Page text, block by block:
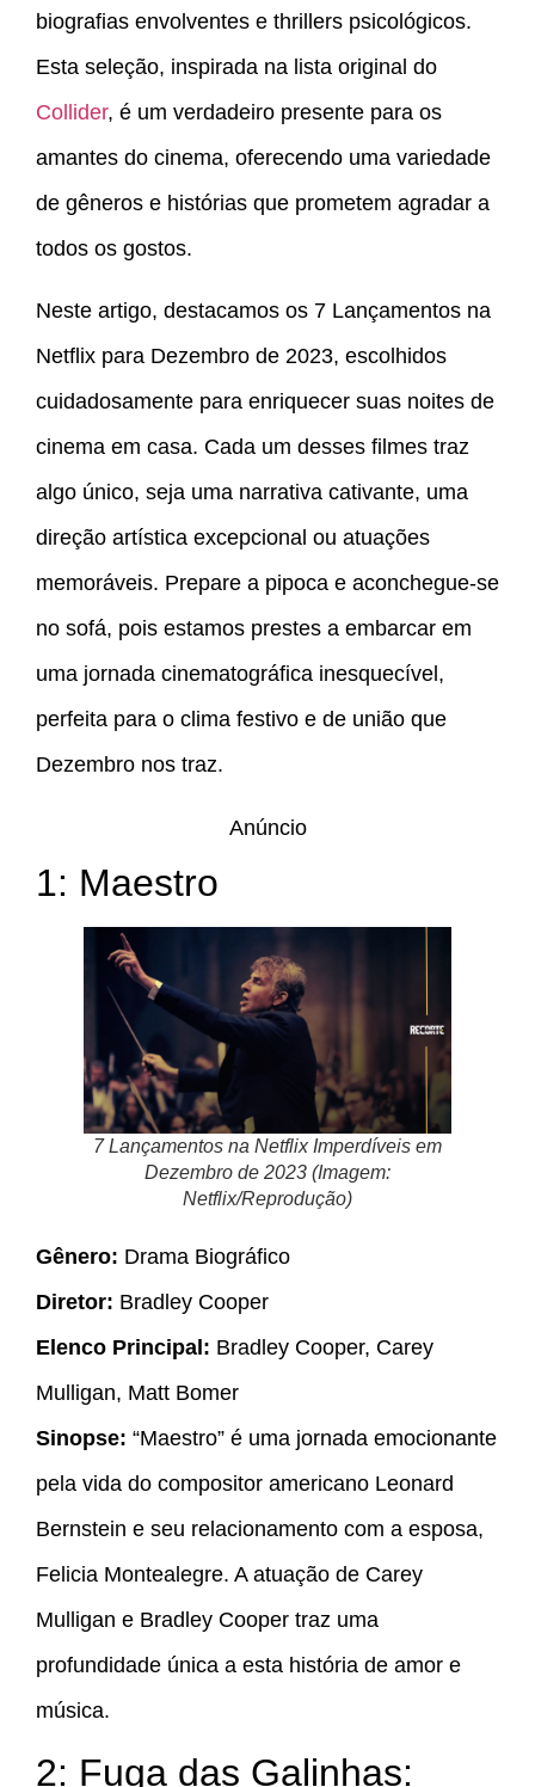
biografias envolventes e thrillers psicológicos.
Esta seleção, inspirada na lista original do
Collider, é um verdadeiro presente para os
amantes do cinema, oferecendo uma variedade
de gêneros e histórias que prometem agradar a
todos os gostos.
Neste artigo, destacamos os 7 Lançamentos na
Netflix para Dezembro de 2023, escolhidos
cuidadosamente para enriquecer suas noites de
cinema em casa. Cada um desses filmes traz
algo único, seja uma narrativa cativante, uma
direção artística excepcional ou atuações
memoráveis. Prepare a pipoca e aconchegue-se
no sofá, pois estamos prestes a embarcar em
uma jornada cinematográfica inesquecível,
perfeita para o clima festivo e de união que
Dezembro nos traz.
Anúncio
1: Maestro
7 Lançamentos na Netflix Imperdíveis em
Dezembro de 2023 (Imagem:
Netflix/Reprodução)
Gênero: Drama Biográfico
Diretor: Bradley Cooper
Elenco Principal: Bradley Cooper, Carey
Mulligan, Matt Bomer
Sinopse: “Maestro” é uma jornada emocionante
pela vida do compositor americano Leonard
Bernstein e seu relacionamento com a esposa,
Felicia Montealegre. A atuação de Carey
Mulligan e Bradley Cooper traz uma
profundidade única a esta história de amor e
música.
2: Fuga das Galinhas: